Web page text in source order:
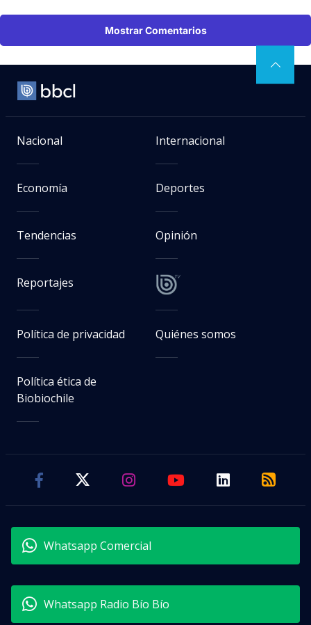
Mostrar Comentarios
Nacional Internacional
Economía Deportes
Tendencias Opinión
Reportajes
Política de privacidad Quiénes somos
Política ética de
Biobiochile
Whatsapp Comercial
Whatsapp Radio Bío Bío